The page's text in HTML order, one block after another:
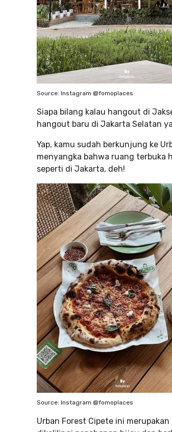
Source: Instagram @fomoplaces
Siapa bilang kalau hangout di
hangout baru di Jakarta Selatan
Yap, kamu sudah berkunjung ke
menyangka bahwa ruang terbuka
seperti di Jakarta, deh!
Source: Instagram @fomoplaces
Urban Forest Cipete ini